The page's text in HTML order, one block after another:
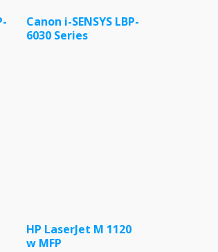
Canon i-SENSYS LBP-
6030 Series
HP LaserJet M 1120
w MFP